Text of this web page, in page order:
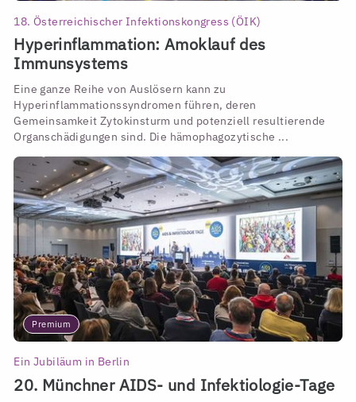
18. Österreichischer Infektionskongress (ÖIK)
Hyperinflammation: Amoklauf des
Immunsystems
Eine ganze Reihe von Auslösern kann zu
Hyperinflammationssyndromen führen, deren
Gemeinsamkeit Zytokinsturm und potenziell resultierende
Organschädigungen sind. Die hämophagozytische ...
Premium
Ein Jubiläum in Berlin
20. Münchner AIDS- und Infektiologie-Tage